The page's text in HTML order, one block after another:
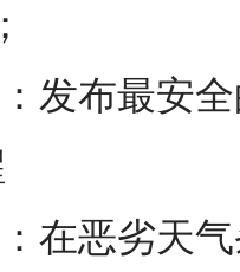
发布最安
在恶劣天